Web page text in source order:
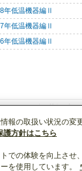
年低温機器編Ⅱ
年低温機器編Ⅱ
年低温機器編Ⅱ
トップ 製品情報
報の取扱い状況の
護方針はこちら
での体験を向上さ
を使用しています。